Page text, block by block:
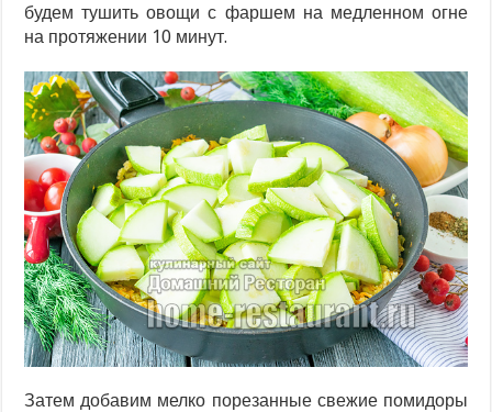
будем тушить овощи с фаршем на медленном огне
на протяжении 10 минут.
Затем добавим мелко порезанные свежие помидоры